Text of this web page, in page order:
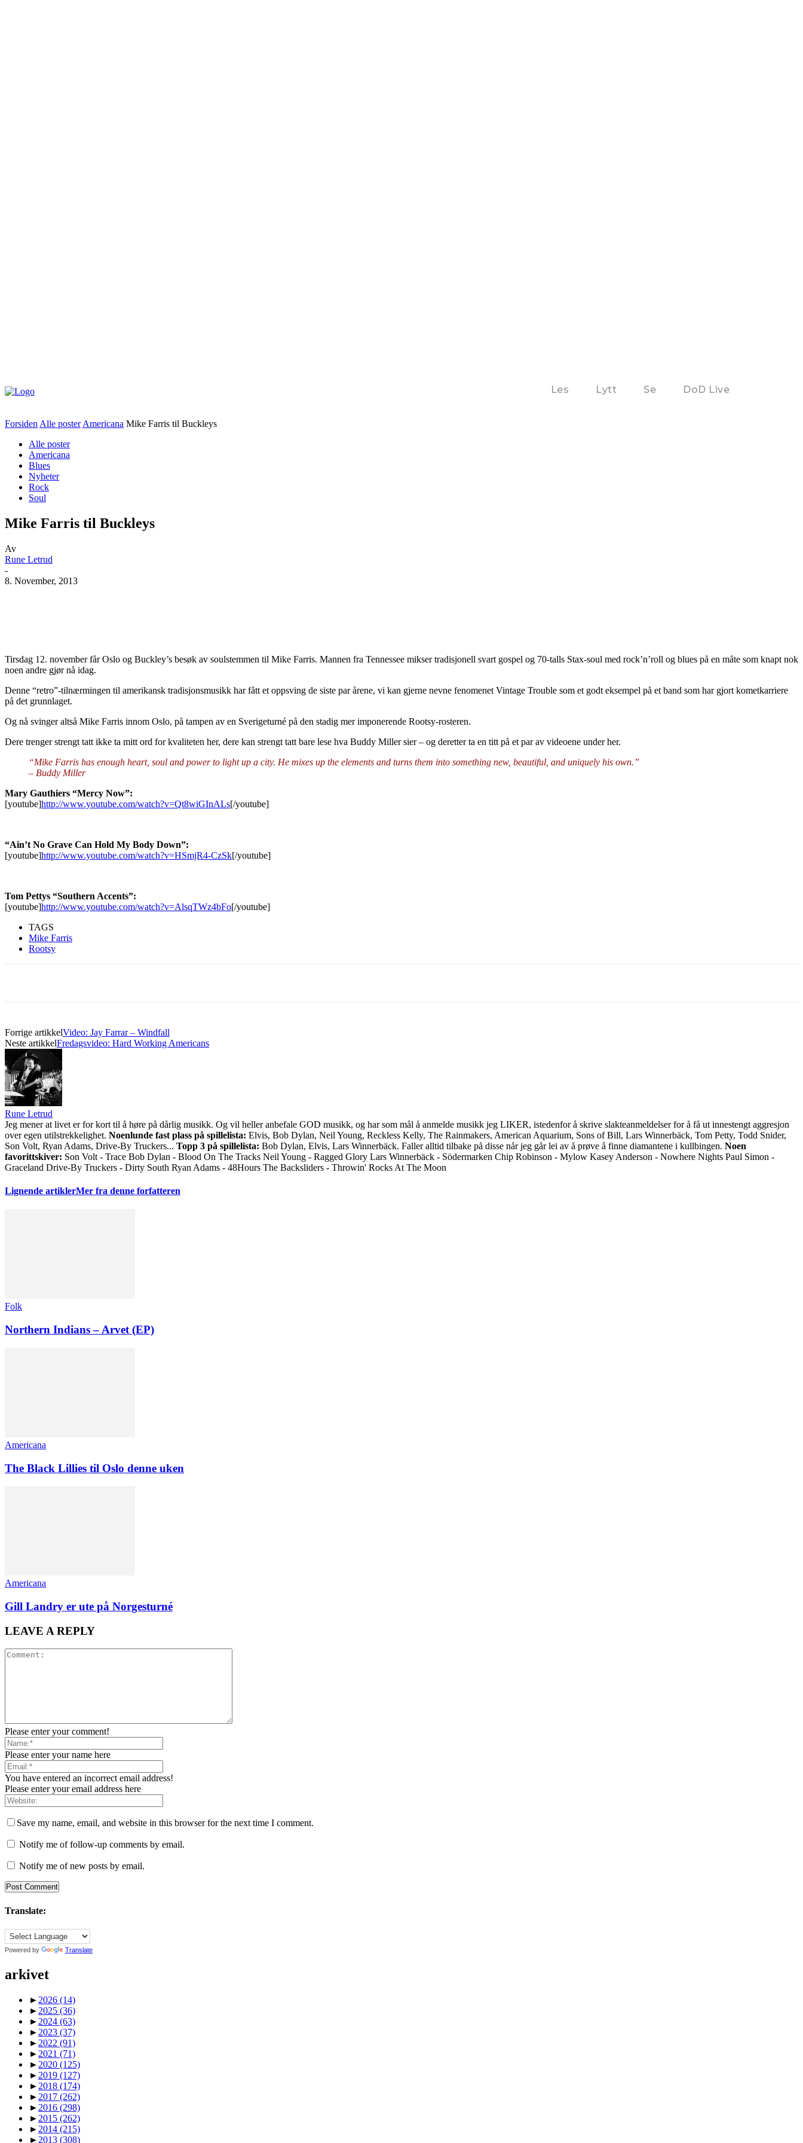
Les Lytt Se DoD Live
Forsiden Alle poster Americana Mike Farris til Buckleys
Alle poster
Americana
Blues
Nyheter
Rock
Soul
Mike Farris til Buckleys
Av
Rune Letrud
-
8. November, 2013
Tirsdag 12. november får Oslo og Buckley’s besøk av soulstemmen til Mike Farris. Mannen fra Tennessee mikser tradisjonell svart gospel og 70-talls Stax-soul med rock’n’roll og blues på en måte som knapt nok
noen andre gjør nå idag.
Denne “retro”-tilnærmingen til amerikansk tradisjonsmusikk har fått et oppsving de siste par årene, vi kan gjerne nevne fenomenet Vintage Trouble som et godt eksempel på et band som har gjort kometkarriere
på det grunnlaget.
Og nå svinger altså Mike Farris innom Oslo, på tampen av en Sverigeturné på den stadig mer imponerende Rootsy-rosteren.
Dere trenger strengt tatt ikke ta mitt ord for kvaliteten her, dere kan strengt tatt bare lese hva Buddy Miller sier – og deretter ta en titt på et par av videoene under her.
“Mike Farris has enough heart, soul and power to light up a city. He mixes up the elements and turns them into something new, beautiful, and uniquely his own.”
– Buddy Miller
Mary Gauthiers “Mercy Now”:
[youtube]http://www.youtube.com/watch?v=Qt8wiGInALs[/youtube]
“Ain’t No Grave Can Hold My Body Down”:
[youtube]http://www.youtube.com/watch?v=HSmjR4-CzSk[/youtube]
Tom Pettys “Southern Accents”:
[youtube]http://www.youtube.com/watch?v=AlsqTWz4bFo[/youtube]
TAGS
Mike Farris
Rootsy
Forrige artikkelVideo: Jay Farrar – Windfall
Neste artikkelFredagsvideo: Hard Working Americans
Rune Letrud
Jeg mener at livet er for kort til å høre på dårlig musikk. Og vil heller anbefale GOD musikk, og har som mål å anmelde musikk jeg LIKER, istedenfor å skrive slakteanmeldelser for å få ut innestengt aggresjon
over egen utilstrekkelighet. Noenlunde fast plass på spillelista: Elvis, Bob Dylan, Neil Young, Reckless Kelly, The Rainmakers, American Aquarium, Sons of Bill, Lars Winnerbäck, Tom Petty, Todd Snider,
Son Volt, Ryan Adams, Drive-By Truckers... Topp 3 på spillelista: Bob Dylan, Elvis, Lars Winnerbäck. Faller alltid tilbake på disse når jeg går lei av å prøve å finne diamantene i kullbingen. Noen
favorittskiver: Son Volt - Trace Bob Dylan - Blood On The Tracks Neil Young - Ragged Glory Lars Winnerbäck - Södermarken Chip Robinson - Mylow Kasey Anderson - Nowhere Nights Paul Simon -
Graceland Drive-By Truckers - Dirty South Ryan Adams - 48Hours The Backsliders - Throwin' Rocks At The Moon
Lignende artiklerMer fra denne forfatteren
Folk
Northern Indians – Arvet (EP)
Americana
The Black Lillies til Oslo denne uken
Americana
Gill Landry er ute på Norgesturné
LEAVE A REPLY
Please enter your comment!
Please enter your name here
You have entered an incorrect email address!
Please enter your email address here
Save my name, email, and website in this browser for the next time I comment.
Notify me of follow-up comments by email.
Notify me of new posts by email.
Translate:
Powered by Translate
arkivet
► 2026 (14)
► 2025 (36)
► 2024 (63)
► 2023 (37)
► 2022 (91)
► 2021 (71)
► 2020 (125)
► 2019 (127)
► 2018 (174)
► 2017 (262)
► 2016 (298)
► 2015 (262)
► 2014 (215)
► 2013 (308)